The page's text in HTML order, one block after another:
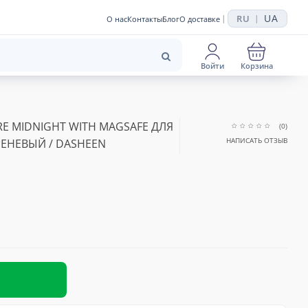
О насКонтактыБлогО доставке | RU | UA
Войти Корзина
MIDNIGHT WITH MAGSAFE ДЛЯ
/ DASHEEN
(0)
НАПИСАТЬ ОТЗЫВ